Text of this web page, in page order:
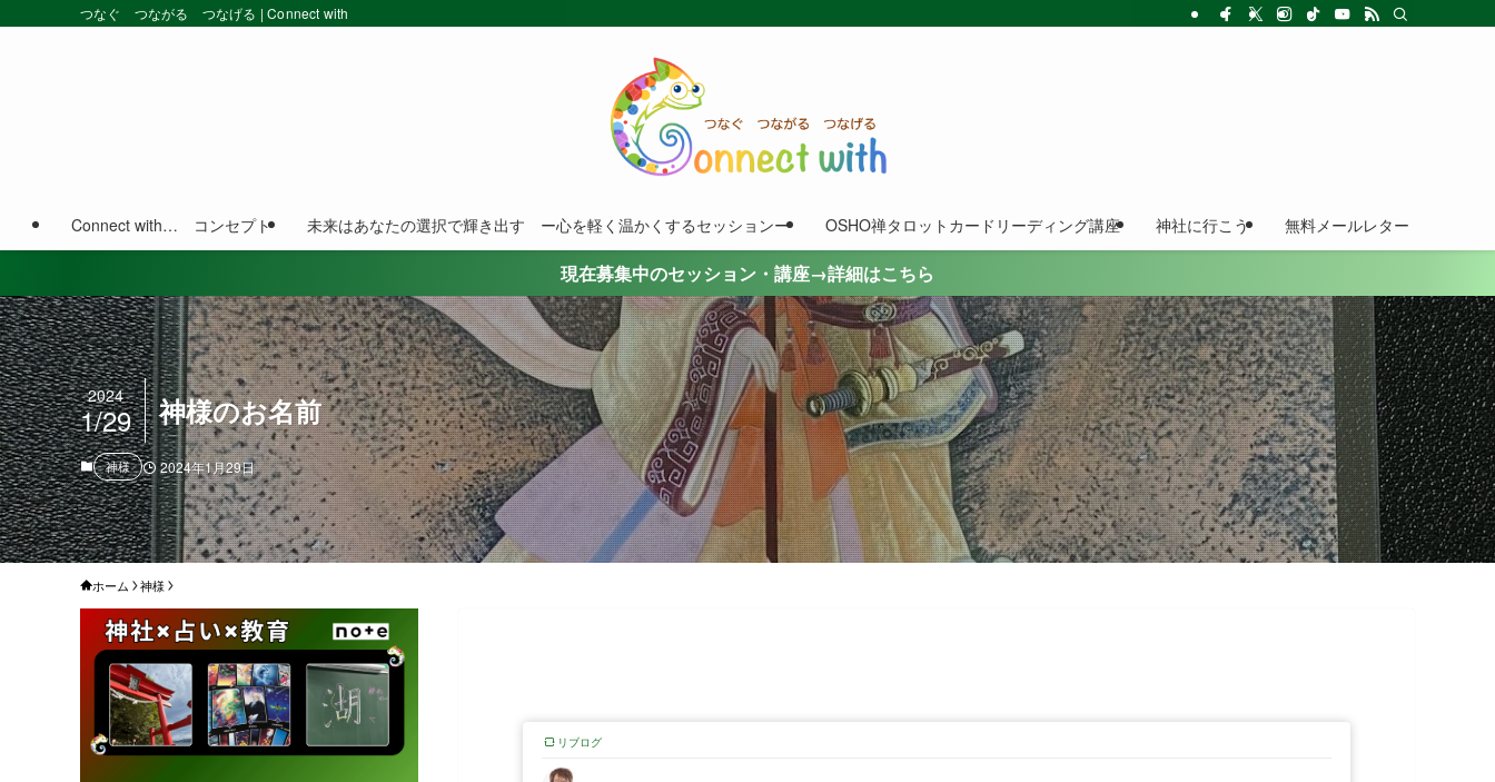
つなぐ つながる つなげる | Connect with
Connect with… コンセプト 未来はあなたの選択で輝き出す ー心を軽く温かくするセッションー OSHO禅タロットカードリーディング講座 神社に行こう 無料メールレター
現在募集中のセッション・講座→詳細はこちら
神様のお名前
2024
1/29
神様 2024年1月29日
ホーム 神様